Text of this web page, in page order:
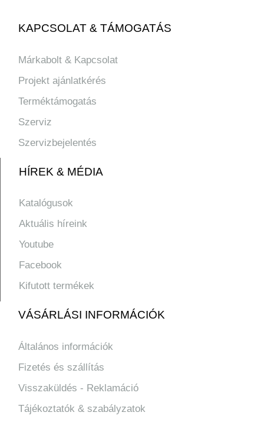
KAPCSOLAT & TÁMOGATÁS
Márkabolt & Kapcsolat
Projekt ajánlatkérés
Terméktámogatás
Szerviz
Szervizbejelentés
HÍREK & MÉDIA
Katalógusok
Aktuális híreink
Youtube
Facebook
Kifutott termékek
VÁSÁRLÁSI INFORMÁCIÓK
Általános információk
Fizetés és szállítás
Visszaküldés - Reklamáció
Tájékoztatók & szabályzatok